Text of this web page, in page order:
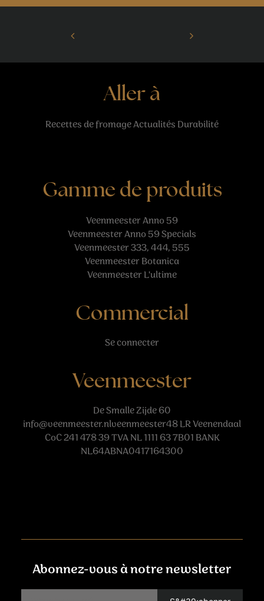
Aller à
Recettesde fromageActualités Durabilité
Gamme de produits
Veenmeester Anno 59
Veenmeester Anno 59 Specials
Veenmeester 333, 444, 555
Veenmeester Botanica
Veenmeester L'ultime
Commercial
Se connecter
Veenmeester
De Smalle Zijde 60
info@veenmeester.nlveenmeester48LR Veenendaal
CoC 241 478 39 TVA NL 1111 63 7B01 BANK
NL64ABNA0417164300
Abonnez-vous à notre newsletter